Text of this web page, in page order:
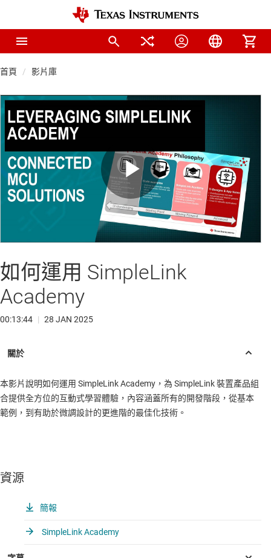
首頁 影片庫
Play
Video
如何運用 SimpleLink
Academy
00:13:44 | 28 JAN 2025
本影片說明如何運用 SimpleLink Academy，為 SimpleLink 裝置產品組
合提供全方位的互動式學習體驗，內容涵蓋所有的開發階段，從基本
範例，到有助於微調設計的更進階的最佳化技術。
資源
簡報
SimpleLink Academy